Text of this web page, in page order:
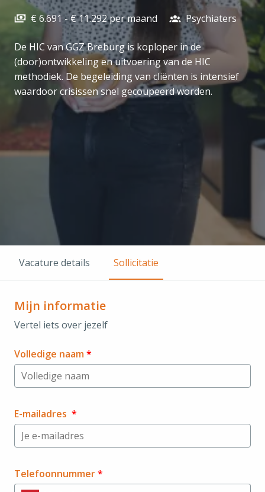
€ 6.691 - € 11.292 per maand
Psychiaters
De HIC van GGZ Breburg is koploper in de
(door)ontwikkeling en uitvoering van de HIC
methodiek. De begeleiding van cliënten is intensief
waardoor crisissen snel gecoupeerd worden.
Vacature details Sollicitatie
Mijn informatie
Vertel iets over jezelf
Volledige naam*
E-mailadres *
Telefoonnummer*